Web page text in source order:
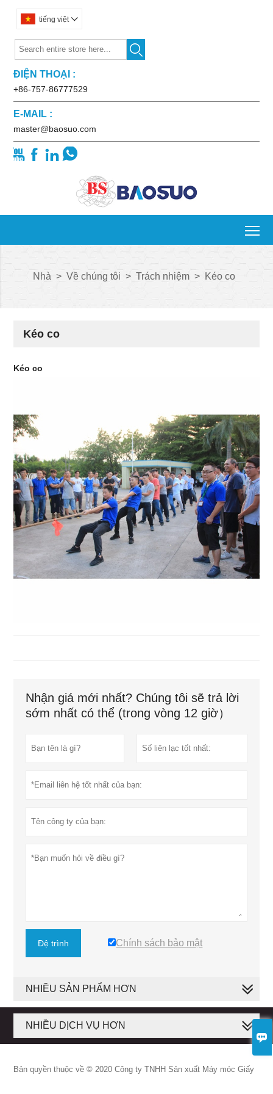

tiếng việt 

ĐIỆN THOẠI :
+86-757-86777529
E-MAIL :
master@baosuo.com
   
Nhà > Về chúng tôi > Trách nhiệm > Kéo co
Kéo co
Kéo co
Nhận giá mới nhất? Chúng tôi sẽ trả lời
sớm nhất có thể (trong vòng 12 giờ）
Đệ trình Chính sách bảo mật
NHIỀU SẢN PHẨM HƠN
NHIỀU DỊCH VỤ HƠN
Bản quyền thuộc về © 2020 Công ty TNHH Sản xuất Máy móc Giấy